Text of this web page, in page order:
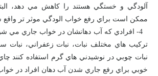
آلودگي و خستگي هستند را كاهش مي دهد،
ممكن است براي رفع خواب الودگي موثر تر واقع
4- افرادي كه آب دهانشان در خواب جاري مي
تركيب هاي مختلف نبات، نبات زعفراني، نبات
نبات چوبي در نوشيدني هاي گرم استفاده كنند
خوبي براي رفع جاري شدن آب دهان افراد در